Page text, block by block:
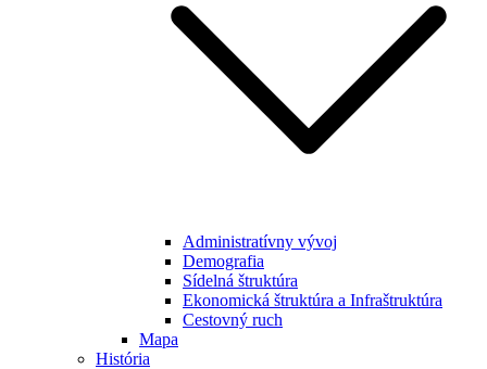
Administratívny vývoj
Demografia
Sídelná štruktúra
Ekonomická štruktúra a Infraštruktúra
Cestovný ruch
Mapa
História